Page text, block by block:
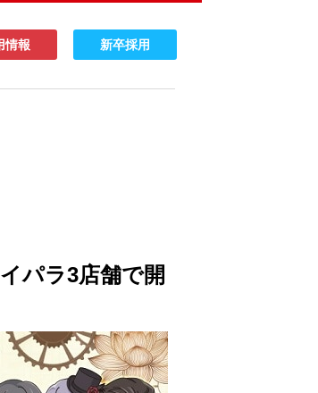
情報 新卒採用
パラ3店舗で開